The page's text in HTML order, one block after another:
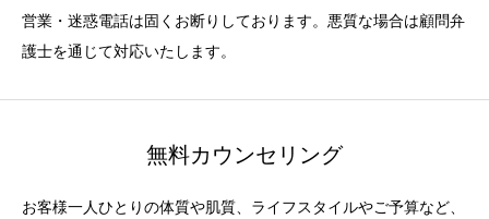
営業・迷惑電話は固くお断りしております。悪質な場合は顧問弁
護士を通じて対応いたします。
無料カウンセリング
お客様一人ひとりの体質や肌質、ライフスタイルやご予算など、